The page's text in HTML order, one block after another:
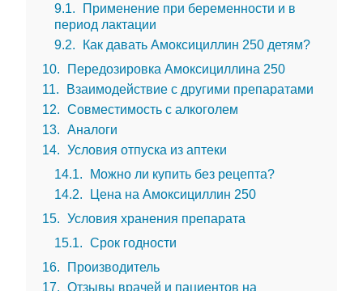
9.1
Применение при беременности и в
период лактации
9.2
Как давать Амоксициллин 250 детям?
10
Передозировка Амоксициллина 250
11
Взаимодействие с другими препаратами
12
Совместимость с алкоголем
13
Аналоги
14
Условия отпуска из аптеки
14.1
Можно ли купить без рецепта?
14.2
Цена на Амоксициллин 250
15
Условия хранения препарата
15.1
Срок годности
16
Производитель
17
Отзывы врачей и пациентов на